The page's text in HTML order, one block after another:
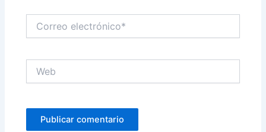
electrónico*